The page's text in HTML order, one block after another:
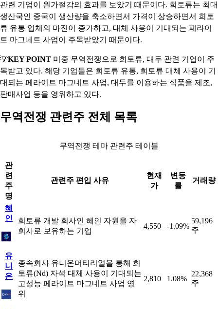
관련 기업이 원가절감의 효과를 보았기 때문이다. 희토류는 최대
생산국인 중국이 생산량을 축소하면서 가격이 상승하면서 희토
류 유통 업체의 마진이 증가하고, 대체 사용이 기대되는 페라이
트 마그네트 사업이 주목받았기 때문이다.
💡KEY POINT 미중 무역전쟁으로 희토류, 대두 관련 기업이 주
목받고 있다. 해당 기업들은 희토류 유통, 희토류 대체 사용이 기
대되는 페라이트 마그네트 사업, 대두를 이용하는 식품을 제조,
판매사업 등을 영위하고 있다.
무역전쟁 관련주 전체 목록
무역전쟁 테마 관련주 테이블
관
련
주
명
관련주 편입 사유
현재
가
변동
률
거래량
혜
인
희토류 개발 회사인 혜인 자원을 자
회사로 보유하는 기업
4,550 -1.09%
59,196
주
유
니
온
종속회사 유니온머티리얼을 통해 희
토류(Nd) 자석 대체 사용이 기대되는
고성능 페라이트 마그네트 사업 영
위
2,810 1.08%
22,368
주